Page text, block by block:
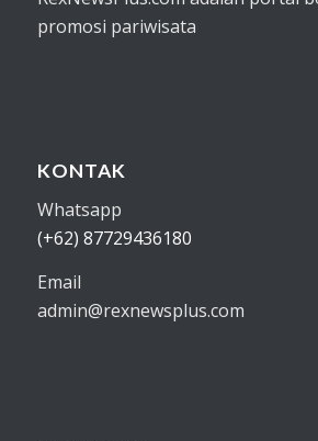
promosi pariwisata
KONTAK
Whatsapp
(+62) 87729436180
Email
admin@rexnewsplus.com